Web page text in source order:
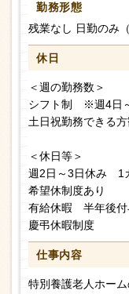
勤務形態
残業なし 日勤のみ
休日
＜週の勤務数＞
シフト制 ※週4日
土日祝勤務できる
＜休日等＞
週2日～3日休み 1
希望休制度あり
有給休暇 半年後付
慶弔休暇制度
仕事内容
特別養護老人ホー